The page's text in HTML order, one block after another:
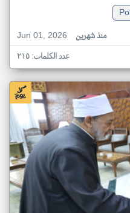
Jun 01, 2026
منذ شهرين
عدد الكلمات: ٢١٥